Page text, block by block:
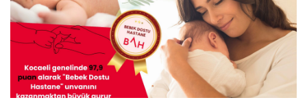
2024